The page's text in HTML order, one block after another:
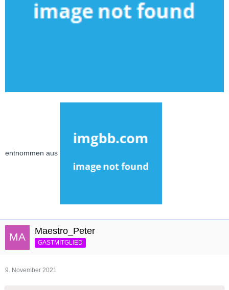
entnommen aus
Maestro_Peter
GASTMITGLIED
9. November 2021